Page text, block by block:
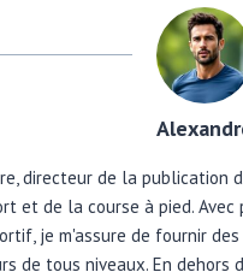
directeur de la publication
et de la course à pied.
je m'assure de fournir
de tous niveaux. En dehors